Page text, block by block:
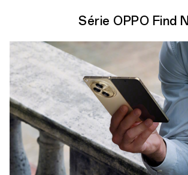
Série OPPO Find N